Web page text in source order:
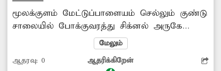
மூலக்குளம் மேட்டுப்பாளையம் செல்லும் குண்டு
சாலையில் போக்குவரத்து சிக்னல் அருகே
சாலை மோசமாக உள்ளது. இந்த வழியாக
இருசக்கர வாகனத்தில் செல்பவர்கள் விபத்தில்
சிக்கி காயமடைகின்றனர். சாலையை சீரமைக்க
மேலும்
ஆதரவு: 0 ஆதரிக்கிறேன்